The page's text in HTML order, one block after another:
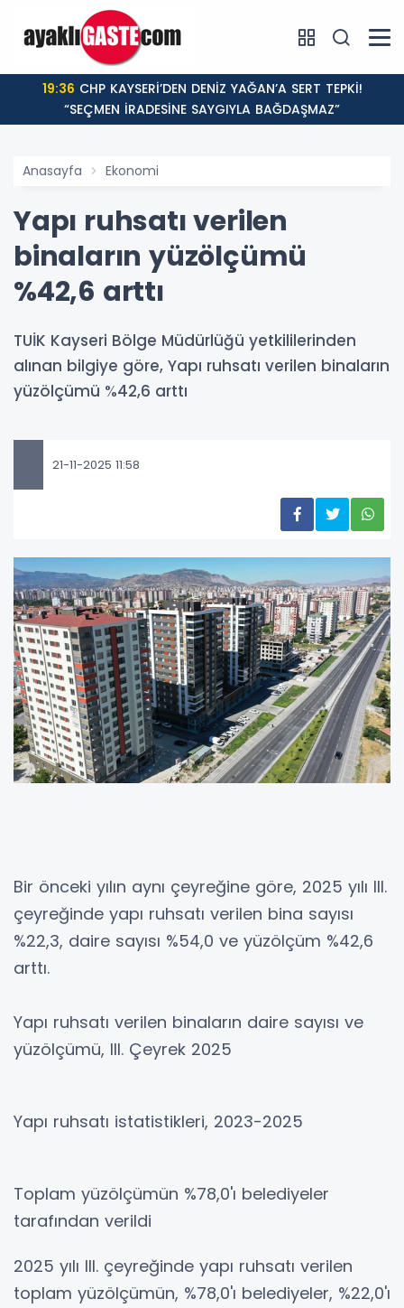
19:36
“SEÇMEN İRADESİNE SAYGIYLA BAĞDAŞMAZ”
Anasayfa Ekonomi
Yapı ruhsatı verilen
binaların yüzölçümü
%42,6 arttı
TUİK Kayseri Bölge Müdürlüğü yetkililerinden
alınan bilgiye göre, Yapı ruhsatı verilen binaların
yüzölçümü %42,6 arttı
21-11-2025 11:58
Bir önceki yılın aynı çeyreğine göre, 2025 yılı III.
çeyreğinde yapı ruhsatı verilen bina sayısı
%22,3, daire sayısı %54,0 ve yüzölçüm %42,6
arttı.
Yapı ruhsatı verilen binaların daire sayısı ve
yüzölçümü, III. Çeyrek 2025
Yapı ruhsatı istatistikleri, 2023-2025
Toplam yüzölçümün %78,0'ı belediyeler
tarafından verildi
2025 yılı III. çeyreğinde yapı ruhsatı verilen
toplam yüzölçümün, %78,0'ı belediyeler, %22,0'ı